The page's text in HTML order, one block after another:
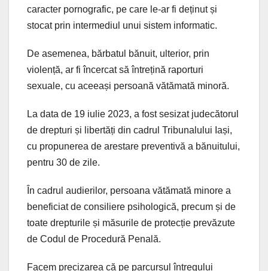
caracter pornografic, pe care le-ar fi deținut și
stocat prin intermediul unui sistem informatic.
De asemenea, bărbatul bănuit, ulterior, prin
violență, ar fi încercat să întrețină raporturi
sexuale, cu aceeași persoană vătămată minoră.
La data de 19 iulie 2023, a fost sesizat judecătorul
de drepturi și libertăți din cadrul Tribunalului Iași,
cu propunerea de arestare preventivă a bănuitului,
pentru 30 de zile.
În cadrul audierilor, persoana vătămată minore a
beneficiat de consiliere psihologică, precum și de
toate drepturile și măsurile de protecție prevăzute
de Codul de Procedură Penală.
Facem precizarea că pe parcursul întregului